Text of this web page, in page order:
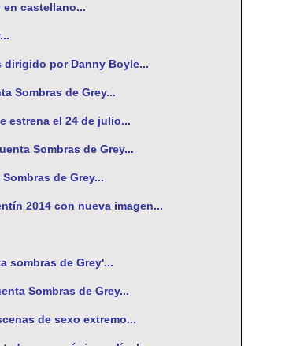
en castellano...
por Danny Boyle...
Sombras de Grey...
estrena el 24 de julio...
Sombras de Grey...
de Grey...
2014 con nueva imagen...
sombras de Grey'...
Sombras de Grey...
de sexo extremo...